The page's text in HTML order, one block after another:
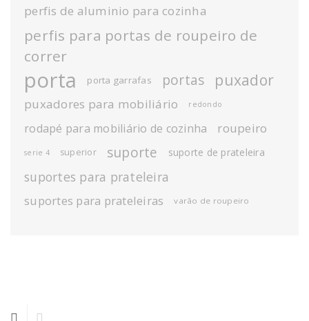
perfis de aluminio para cozinha
perfis para portas de roupeiro de
correr
porta porta garrafas portas puxador
puxadores para mobiliário redondo
rodapé para mobiliário de cozinha roupeiro
serie 4 superior suporte suporte de prateleira
suportes para prateleira
suportes para prateleiras varão de roupeiro